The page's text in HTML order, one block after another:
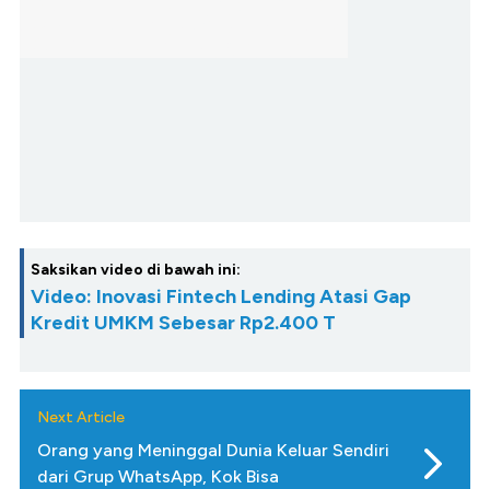
Saksikan video di bawah ini:
Video: Inovasi Fintech Lending Atasi Gap
Kredit UMKM Sebesar Rp2.400 T
Next Article
Orang yang Meninggal Dunia Keluar Sendiri
dari Grup WhatsApp, Kok Bisa